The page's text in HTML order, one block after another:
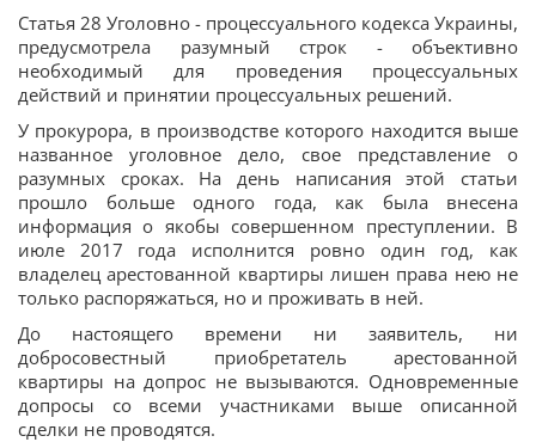
Статья 28 Уголовно - процессуального кодекса Украины,
предусмотрела разумный строк - объективно
необходимый для проведения процессуальных
действий и принятии процессуальных решений.
У прокурора, в производстве которого находится выше
названное уголовное дело, свое представление о
разумных сроках. На день написания этой статьи
прошло больше одного года, как была внесена
информация о якобы совершенном преступлении. В
июле 2017 года исполнится ровно один год, как
владелец арестованной квартиры лишен права нею не
только распоряжаться, но и проживать в ней.
До настоящего времени ни заявитель, ни
добросовестный приобретатель арестованной
квартиры на допрос не вызываются. Одновременные
допросы со всеми участниками выше описанной
сделки не проводятся.